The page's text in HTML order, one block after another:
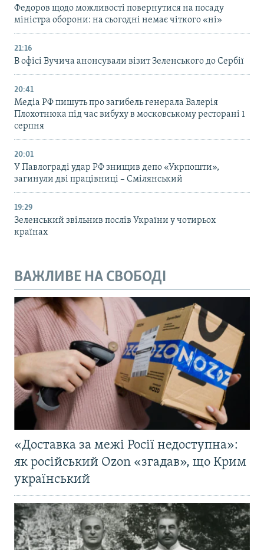
Федоров щодо можливості повернутися на посаду
міністра оборони: на сьогодні немає чіткого «ні»
21:16
В офісі Вучича анонсували візит Зеленського до Сербії
20:41
Медіа РФ пишуть про загибель генерала Валерія
Плохотнюка під час вибуху в московському ресторані 1
серпня
20:01
У Павлограді удар РФ знищив депо «Укрпошти»,
загинули дві працівниці – Смілянський
19:29
Зеленський звільнив послів України у чотирьох
країнах
ВАЖЛИВЕ НА СВОБОДІ
«Доставка за межі Росії недоступна»:
як російський Ozon «згадав», що Крим
український